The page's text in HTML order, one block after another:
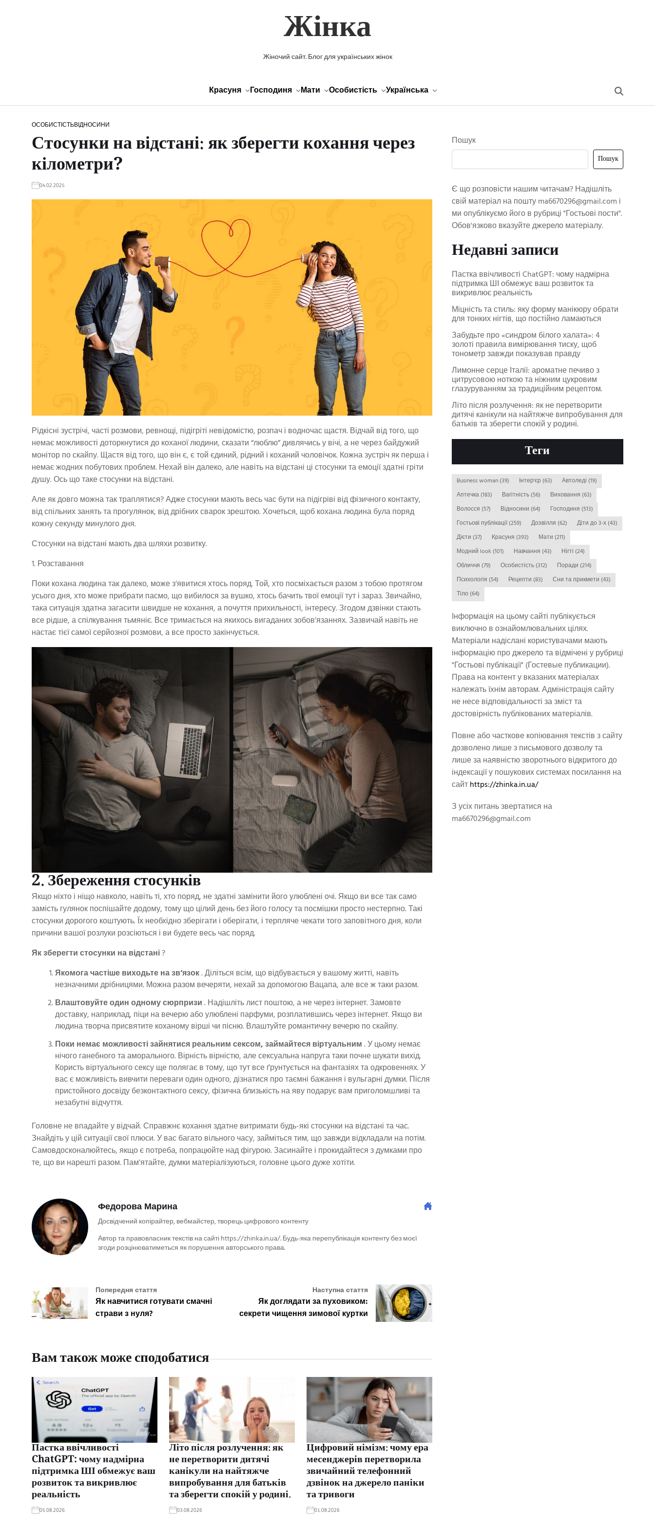
Жінка
Жіночий сайт. Блог для українських жінок
Красуня Господиня Мати Особистість Українська
ОСОБИСТІСТЬВІДНОСИНИ
Стосунки на відстані: як зберегти кохання через
кілометри?
04.02.2025
Рідкісні зустрічі, часті розмови, ревнощі, підігріті невідомістю, розпач і водночас щастя. Відчай від того, що
немає можливості доторкнутися до коханої людини, сказати “люблю” дивлячись у вічі, а не через байдужий
монітор по скайпу. Щастя від того, що він є, є той єдиний, рідний і коханий чоловічок. Кожна зустріч як перша і
немає жодних побутових проблем. Нехай він далеко, але навіть на відстані ці стосунки та емоції здатні гріти
душу. Ось що таке стосунки на відстані.
Але як довго можна так траплятися? Адже стосунки мають весь час бути на підігріві від фізичного контакту,
від спільних занять та прогулянок, від дрібних сварок зрештою. Хочеться, щоб кохана людина була поряд
кожну секунду минулого дня.
Стосунки на відстані мають два шляхи розвитку.
1. Розставання
Поки кохана людина так далеко, може з’явитися хтось поряд. Той, хто посміхається разом з тобою протягом
усього дня, хто може прибрати пасмо, що вибилося за вушко, хтось бачить твої емоції тут і зараз. Звичайно,
така ситуація здатна загасити швидше не кохання, а почуття прихильності, інтересу. Згодом дзвінки стають
все рідше, а спілкування тьмяніє. Все тримається на якихось вигаданих зобов’язаннях. Зазвичай навіть не
настає тієї самої серйозної розмови, а все просто закінчується.
2. Збереження стосунків
Якщо ніхто і ніщо навколо, навіть ті, хто поряд, не здатні замінити його улюблені очі. Якщо ви все так само
замість гулянок поспішайте додому, тому що цілий день без його голосу та посмішки просто нестерпно. Такі
стосунки дорогого коштують. Їх необхідно зберігати і оберігати, і терпляче чекати того заповітного дня, коли
причини вашої розлуки розсіються і ви будете весь час поряд.
Як зберегти стосунки на відстані?
Якомога частіше виходьте на зв’язок. Діліться всім, що відбувається у вашому житті, навіть
незначними дрібницями. Можна разом вечеряти, нехай за допомогою Вацапа, але все ж таки разом.
Влаштовуйте один одному сюрпризи. Надішліть лист поштою, а не через інтернет. Замовте
доставку, наприклад, піци на вечерю або улюблені парфуми, розплатившись через інтернет. Якщо ви
людина творча присвятите коханому вірші чи пісню. Влаштуйте романтичну вечерю по скайпу.
Поки немає можливості зайнятися реальним сексом, займайтеся віртуальним. У цьому немає
нічого ганебного та аморального. Вірність вірністю, але сексуальна напруга таки почне шукати вихід.
Користь віртуального сексу ще полягає в тому, що тут все ґрунтується на фантазіях та одкровеннях. У
вас є можливість вивчити переваги один одного, дізнатися про таємні бажання і вульгарні думки. Після
пристойного досвіду безконтактного сексу, фізична близькість на яву подарує вам приголомшливі та
незабутні відчуття.
Головне не впадайте у відчай. Справжнє кохання здатне витримати будь-які стосунки на відстані та час.
Знайдіть у цій ситуації свої плюси. У вас багато вільного часу, займіться тим, що завжди відкладали на потім.
Самовдосконалюйтесь, якщо є потреба, попрацюйте над фігурою. Засинайте і прокидайтеся з думками про
те, що ви нарешті разом. Пам’ятайте, думки матеріалізуються, головне цього дуже хотіти.
Федорова Марина
Досвідчений копірайтер, вебмайстер, творець цифрового контенту
Автор та правовласник текстів на сайті https://zhinka.in.ua/. Будь-яка перепублікація контенту без моєї
згоди розцінюватиметься як порушення авторського права.
Попередня стаття
Як навчитися готувати смачні
страви з нуля?
Наступна стаття
Як доглядати за пуховиком:
секрети чищення зимової куртки
Вам також може сподобатися
Пастка ввічливості
ChatGPT: чому надмірна
підтримка ШІ обмежує ваш
розвиток та викривлює
реальність
05.08.2026
Літо після розлучення: як
не перетворити дитячі
канікули на найтяжче
випробування для батьків
та зберегти спокій у родині.
03.08.2026
Цифровий німізм: чому ера
месенджерів перетворила
звичайний телефонний
дзвінок на джерело паніки
та тривоги
01.08.2026
Пошук
Пошук
Є що розповісти нашим читачам? Надішліть
свій матеріал на поштуma6670296@gmail.com і
ми опублікуємо його в рубриці "Гостьові пости".
Обов'язково вказуйте джерело матеріалу.
Недавні записи
Пастка ввічливості ChatGPT: чому надмірна
підтримка ШІ обмежує ваш розвиток та
викривлює реальність
Міцність та стиль: яку форму манікюру обрати
для тонких нігтів, що постійно ламаються
Забудьте про «синдром білого халата»: 4
золоті правила вимірювання тиску, щоб
тонометр завжди показував правду
Лимонне серце Італії: ароматне печиво з
цитрусовою ноткою та ніжним цукровим
глазуруванням за традиційним рецептом.
Літо після розлучення: як не перетворити
дитячі канікули на найтяжче випробування для
батьків та зберегти спокій у родині.
Теги
Business woman(39) Інтер'єр (63) Автоледі (19)
Аптечка(183) Вагітність(56) Виховання (63)
Волосся (57) Відносини (64) Господиня (513)
Гостьові публікації(259) Дозвілля (62) Діти до 3-х(43)
Дієти (37) Красуня (393) Мати (211)
Модний look (101) Навчання (43) Нігті (24)
Обличчя (79) Особистість(312) Поради (214)
Психологія (54) Рецепти (83) Сни та прикмети (43)
Тіло (64)
Інформація на цьому сайті публікується
виключно в ознайомлювальних цілях.
Матеріали надіслані користувачами мають
інформацію про джерело та відмічені у рубриці
"Гостьові публікації" (Гостевые публикации).
Права на контент у вказаних матеріалах
належать їхнім авторам. Адміністрація сайту
не несе відповідальності за зміст та
достовірність публікованих матеріалів.
Повне або часткове копіювання текстів з сайту
дозволено лише з письмового дозволу та
лише за наявністю зворотнього відкритого до
індексації у пошукових системах посилання на
сайтhttps://zhinka.in.ua/
З усіх питань звертатися на
ma6670296@gmail.com